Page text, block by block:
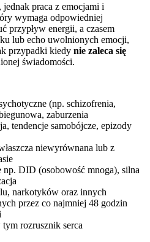
jednak praca z emocjami i
wymaga odpowiedniej
przypływ energii, a czasem
lub echo uwolnionych emocji,
przypadki kiedy nie zaleca się
świadomości.
(np. schizofrenia,
zaburzenia
tendencje samobójcze, epizody
niewyrównana lub z
np. DID (osobowość mnoga), silna
narkotyków oraz innych
przez co najmniej 48 godzin
rozrusznik serca